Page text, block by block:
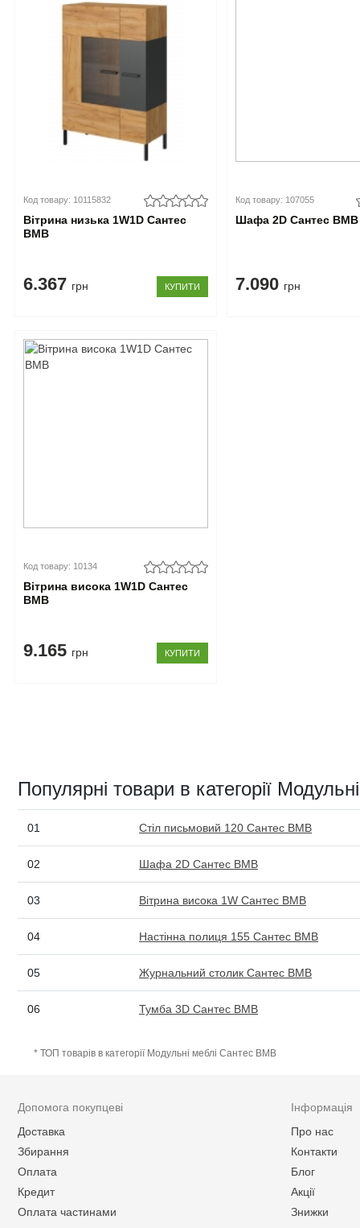
Код товару: 10115832
Вітрина низька 1W1D Сантес
ВМВ
6.367 грн КУПИТИ
Код товару: 107055
Шафа 2D Сантес ВМВ
7.090 грн
Код товару: 10134
Вітрина висока 1W1D Сантес
ВМВ
9.165 грн КУПИТИ
Популярні товари в категорії
01 Стіл письмовий 120 Сантес ВМВ
02 Шафа 2D Сантес ВМВ
03 Вітрина висока 1W Сантес ВМВ
04 Настінна полиця 155 Сантес ВМВ
05 Журнальний столик Сантес ВМВ
06 Тумба 3D Сантес ВМВ
* ТОП товарів в категорії Модульні меблі Сантес ВМВ
Допомога покупцеві
Доставка
Збирання
Оплата
Кредит
Оплата частинами
Інформація
Про нас
Контакти
Блог
Акції
Знижки